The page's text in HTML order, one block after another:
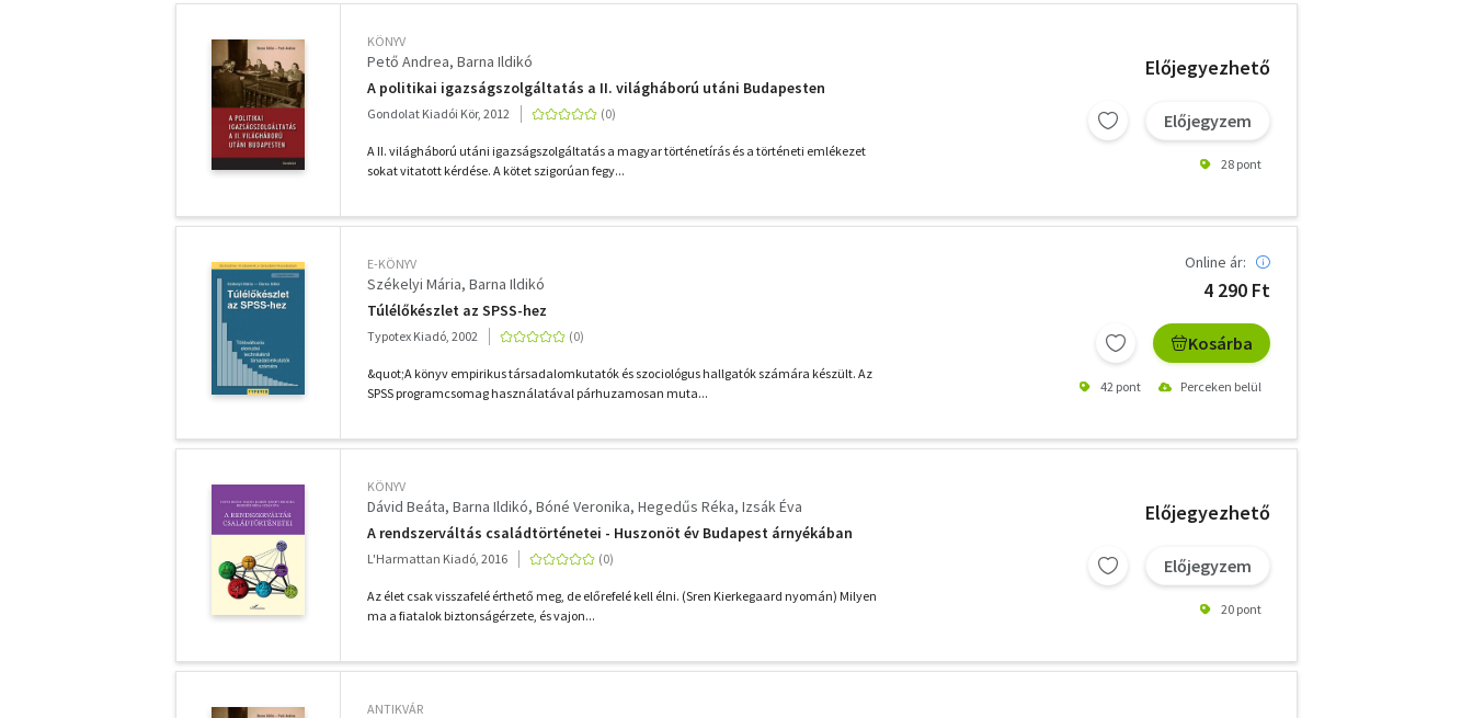
KÖNYV
Pető Andrea Barna Ildikó
A politikai igazságszolgáltatás a II. világháború utáni Budapesten
Gondolat Kiadói Kör, 2012
A II. világháború utáni igazságszolgáltatás a magyar történetírás és a történeti emlékezet
sokat vitatott kérdése. A kötet szigorúan fegy...
Előjegyezhető
Előjegyzem
28 pont
E-KÖNYV
Székelyi Mária Barna Ildikó
Túlélőkészlet az SPSS-hez
Typotex Kiadó, 2002
&quot;A könyv empirikus társadalomkutatók és szociológus hallgatók számára készült. Az
SPSS programcsomag használatával párhuzamosan muta...
Online ár:
4 290 Ft
Kosárba
42 pont Perceken belül
KÖNYV
Dávid Beáta Barna Ildikó Bóné Veronika Hegedűs Réka Izsák Éva
A rendszerváltás családtörténetei - Huszonöt év Budapest árnyékában
L'Harmattan Kiadó, 2016
Az élet csak visszafelé érthető meg, de előrefelé kell élni. (Sren Kierkegaard nyomán) Milyen
ma a fiatalok biztonságérzete, és vajon...
Előjegyezhető
Előjegyzem
20 pont
ANTIKVÁR